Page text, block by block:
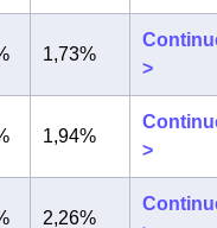
1,73%
>
1,94%
>
2,26%